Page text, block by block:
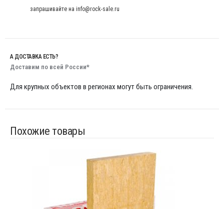
запрашивайте на info@rock-sale.ru
А ДОСТАВКА ЕСТЬ?
Доставим по всей России*
Для крупных объектов в регионах могут быть ограничения.
Похожие товары